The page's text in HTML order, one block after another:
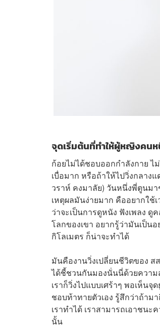
จุดเริ่มต้นที่ทำให้ผู้หญิงคน
ก้อยไม่ได้ชอบออกกำลังกาย
เบื่อมาก หรือถ้าให้ไปวิ่งกลาง
วราห์ คงมาลัย) วันหนึ่งพี่ตูนมา
เหตุผลมันง่ายมาก คืออยากใช้
ว่าจะเป็นการดูหนัง ฟังเพลง ดู
โลกของเขา อยากรู้ว่ามันเป็น
กิโลเมตร ก็น่าจะทำได้
มันคืองานวิ่งเปลี่ยนชีวิตของ ส
ได้ชี้ชวนกันมองนั่นนี่ด้วยความ
เราก็วิ่งไปแบบเศร้าๆ พอเห็น
ชอบท้าทายตัวเอง รู้สึกว่าถ้าม
เราทำได้ เราสามารถเอาชน
นั้น